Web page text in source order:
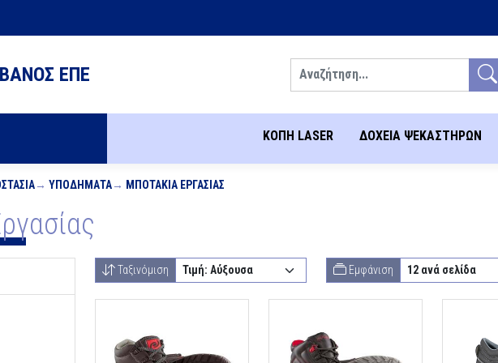
ΕΠΕ
ΚΟΠΗ LASER ΔΟΧΕΙΑ ΨΕΚΑΣΤΗΡΩΝ
ΥΠΟΔΉΜΑΤΑ ΜΠΟΤΆΚΙΑ ΕΡΓΑΣΊΑΣ
Ταξινόμιση Εμφάνιση